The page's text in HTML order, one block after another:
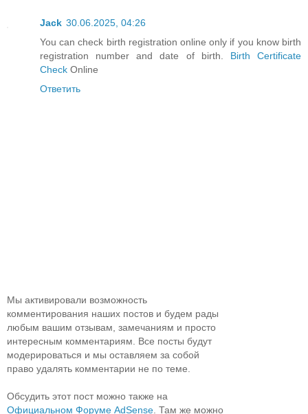
Jack 30.06.2025, 04:26
You can check birth registration online only if you know birth
registration number and date of birth. Birth Certificate
Check Online
Ответить
Мы активировали возможность
комментирования наших постов и будем рады
любым вашим отзывам, замечаниям и просто
интересным комментариям. Все посты будут
модерироваться и мы оставляем за собой
право удалять комментарии не по теме.
Обсудить этот пост можно также на
Официальном Форуме AdSense. Там же можно